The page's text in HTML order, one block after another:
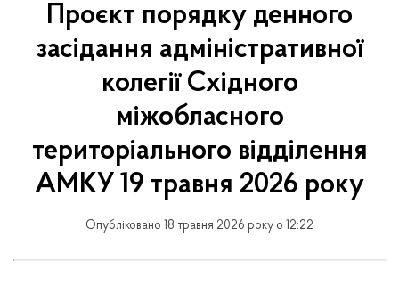
Проєкт порядку денного
засідання адміністративної
колегії Східного
міжобласного
територіального відділення
АМКУ 19 травня 2026 року
Опубліковано 18 травня 2026 року о 12:22